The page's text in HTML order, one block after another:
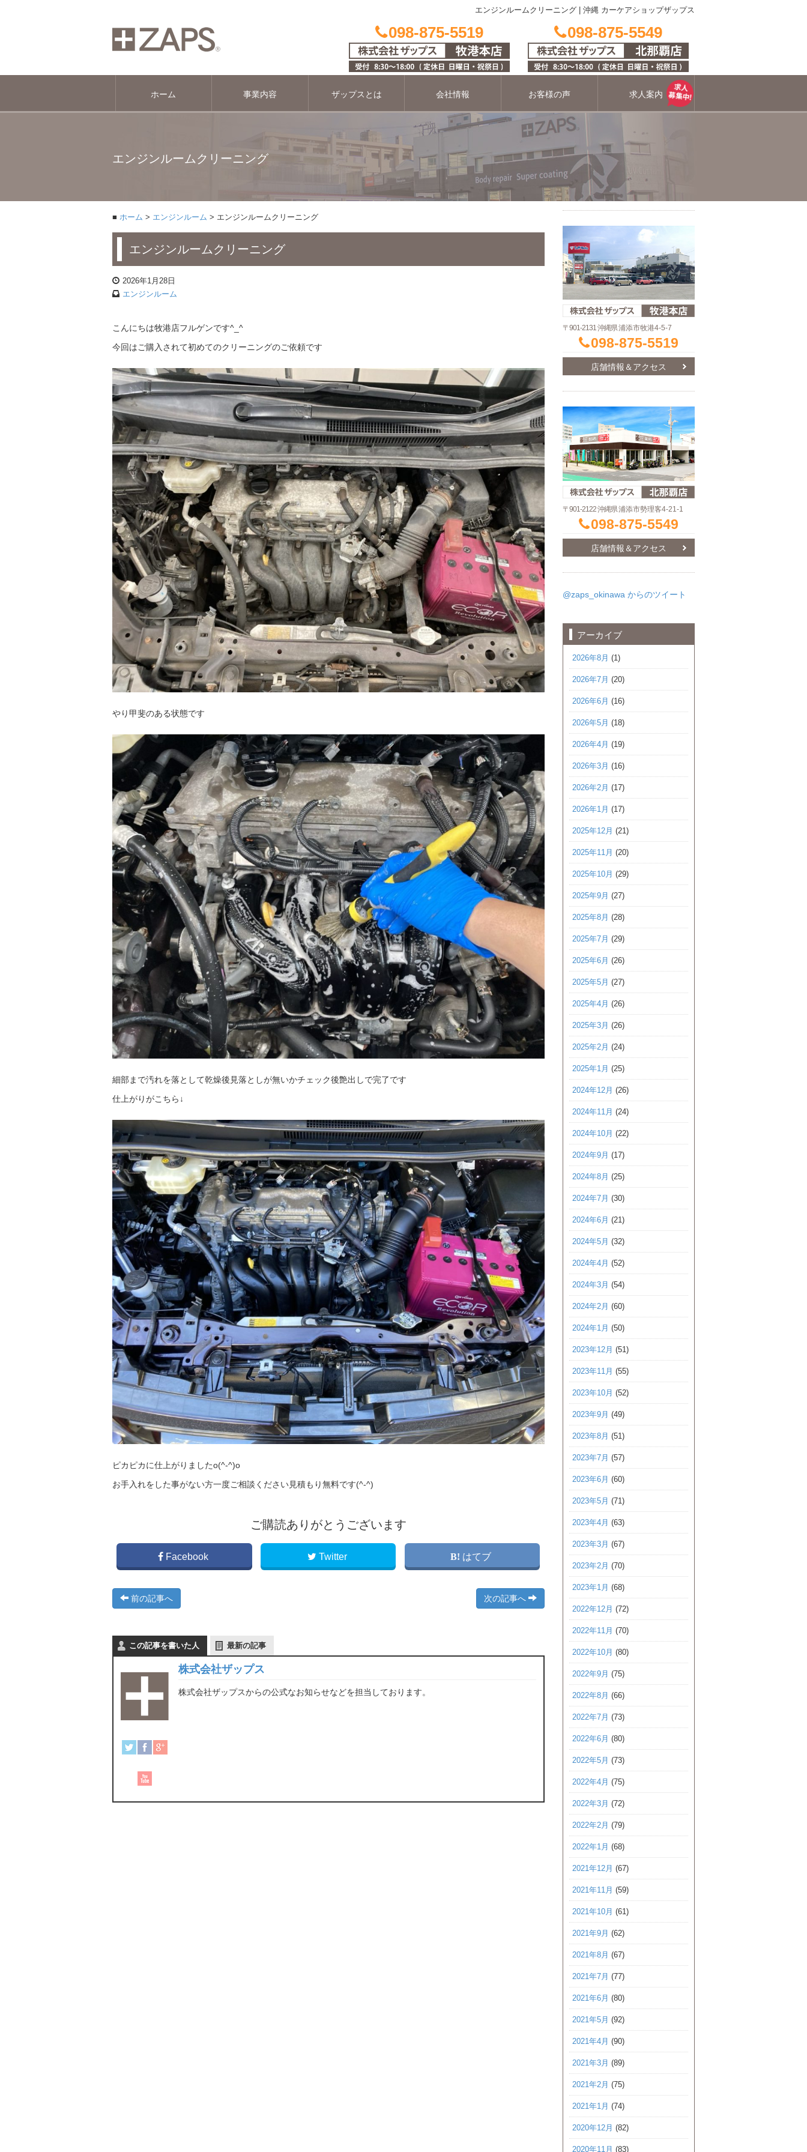
エンジンルームクリーニング 沖縄 カーケアショップザップス
098-875-5519 098-875-5549
ホーム 事業内容 ザップスとは 会社情報 お客様の声 求人案内
エンジンルームクリーニング
ホーム エンジンルーム エンジンルームクリーニング
エンジンルームクリーニング
2026年1月28日
エンジンルーム
こんにちは牧港店フルゲンです^_^
今回はご購入されて初めてのクリーニングのご依頼です
やり甲斐のある状態です
細部まで汚れを落として乾燥後見落としが無いかチェック後艶出しで完了です
仕上がりがこちら↓
ピカピカに仕上がりましたo(^-^)o
お手入れをした事がない方一度ご相談ください見積もり無料です(^-^)
ご購読ありがとうございます
Facebook Twitter はてブ
前の記事へ 次の記事へ
この記事を書いた人 最新の記事
株式会社ザップス
株式会社ザップスからの公式なお知らせなどを担当しております。
〒901-2131 沖縄県浦添市牧港4-5-7
098-875-5519
店舗情報＆アクセス
〒901-2122 沖縄県浦添市勢理客4-21-1
098-875-5549
店舗情報＆アクセス
@zaps_okinawa からのツイート
アーカイブ
2026年8月 (1)
2026年7月 (20)
2026年6月 (16)
2026年5月 (18)
2026年4月 (19)
2026年3月 (16)
2026年2月 (17)
2026年1月 (17)
2025年12月 (21)
2025年11月 (20)
2025年10月 (29)
2025年9月 (27)
2025年8月 (28)
2025年7月 (29)
2025年6月 (26)
2025年5月 (27)
2025年4月 (26)
2025年3月 (26)
2025年2月 (24)
2025年1月 (25)
2024年12月 (26)
2024年11月 (24)
2024年10月 (22)
2024年9月 (17)
2024年8月 (25)
2024年7月 (30)
2024年6月 (21)
2024年5月 (32)
2024年4月 (52)
2024年3月 (54)
2024年2月 (60)
2024年1月 (50)
2023年12月 (51)
2023年11月 (55)
2023年10月 (52)
2023年9月 (49)
2023年8月 (51)
2023年7月 (57)
2023年6月 (60)
2023年5月 (71)
2023年4月 (63)
2023年3月 (67)
2023年2月 (70)
2023年1月 (68)
2022年12月 (72)
2022年11月 (70)
2022年10月 (80)
2022年9月 (75)
2022年8月 (66)
2022年7月 (73)
2022年6月 (80)
2022年5月 (73)
2022年4月 (75)
2022年3月 (72)
2022年2月 (79)
2022年1月 (68)
2021年12月 (67)
2021年11月 (59)
2021年10月 (61)
2021年9月 (62)
2021年8月 (67)
2021年7月 (77)
2021年6月 (80)
2021年5月 (92)
2021年4月 (90)
2021年3月 (89)
2021年2月 (75)
2021年1月 (74)
2020年12月 (82)
2020年11月 (83)